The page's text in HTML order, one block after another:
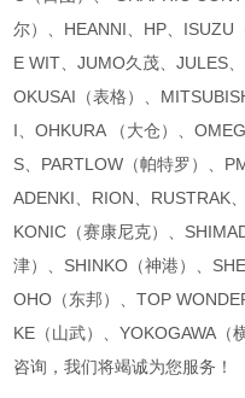
尔）、HEANNI、HP、ISUZU
E WIT、JUMO久茂、JULES
OKUSAI（表格）、
I、OHKURA （大仓）、
S、PARTLOW（帕特罗）、
ADENKI、RION、RUSTRAK
KONIC（赛康尼克）、
津）、SHINKO（神港）、
OHO（东邦）、TOP
KE（山武）、YOKOGAWA（
咨询，我们将竭诚为您服务！